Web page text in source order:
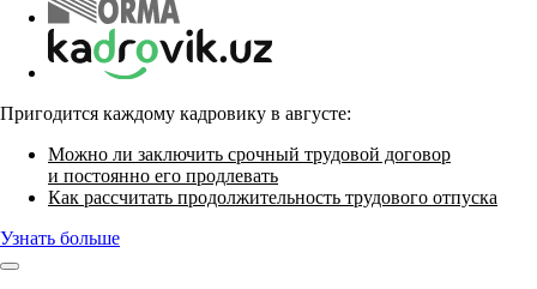
Пригодится каждому кадровику в августе:
Можно ли заключить срочный трудовой договор
и постоянно его продлевать
Как рассчитать продолжительность трудового отпуска
Узнать больше